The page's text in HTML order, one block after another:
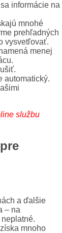
informácie na
mnohé
prehľadných
vysvetľovať.
menej
automatický.
službu
a ďalšie
– na
mnoho